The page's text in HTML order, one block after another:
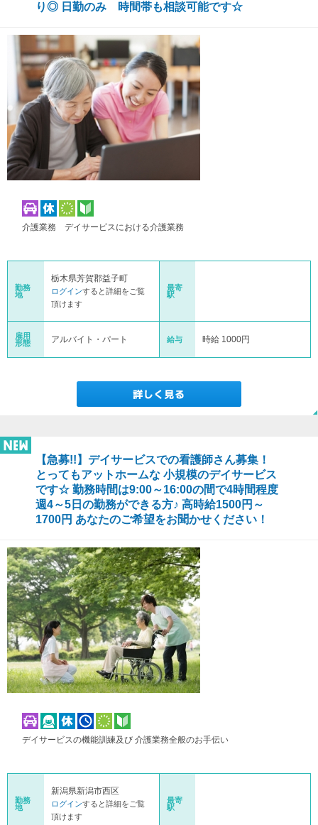
り◎ 日勤のみ 時間帯も相談可能です☆
介護業務 デイサービスにおける介護業務
勤務
地
栃木県芳賀郡益子町
ログインすると詳細をご覧
頂けます
最寄
駅
雇用
形態
アルバイト・パート 給与 時給 1000円
【急募!!】デイサービスでの看護師さん募集！
とってもアットホームな 小規模のデイサービス
です☆ 勤務時間は9:00～16:00の間で4時間程度
週4～5日の勤務ができる方♪ 高時給1500円～
1700円 あなたのご希望をお聞かせください！
デイサービスの機能訓練及び 介護業務全般のお手伝い
勤務
地
新潟県新潟市西区
ログインすると詳細をご覧
頂けます
最寄
駅